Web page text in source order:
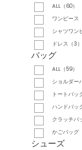
ALL（60）
ワンピース
シャツワン
ドレス（3）
バッグ
ALL（59）
ショルダー
トートバッ
ハンドバッ
クラッチバ
かごバッグ
シューズ